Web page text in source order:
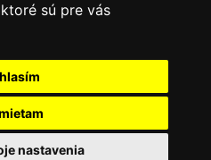
sú pre vás
nastavenia